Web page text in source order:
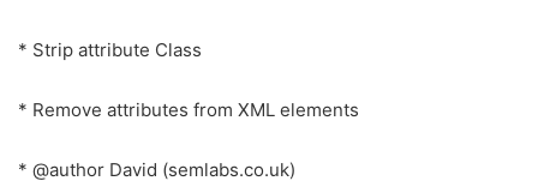
* Strip attribute Class
* Remove attributes from XML elements
* @author David (semlabs.co.uk)